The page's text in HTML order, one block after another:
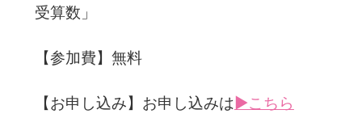
受算数」
【参加費】無料
【お申し込み】お申し込みは▶こちら